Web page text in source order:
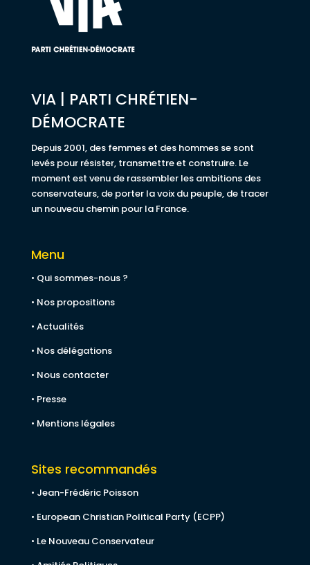
VIA | PARTI CHRÉTIEN-
DÉMOCRATE
Depuis 2001, des femmes et des hommes se sont
levés pour résister, transmettre et construire. Le
moment est venu de rassembler les ambitions des
conservateurs, de porter la voix du peuple, de tracer
un nouveau chemin pour la France.
Menu
• Qui sommes-nous ?
• Nos propositions
• Actualités
• Nos délégations
• Nous contacter
• Presse
• Mentions légales
Sites recommandés
• Jean-Frédéric Poisson
• European Christian Political Party (ECPP)
• Le Nouveau Conservateur